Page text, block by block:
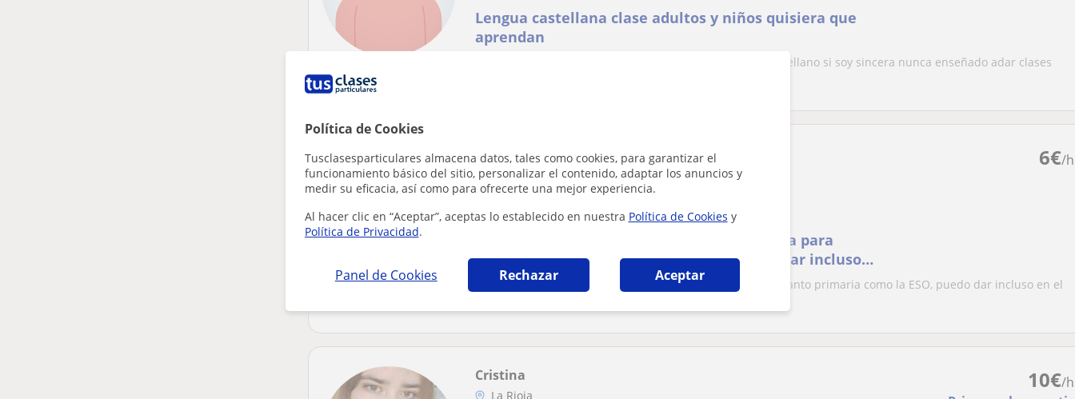
Política de Cookies
Tusclasesparticulares almacena datos, tales como cookies, para garantizar el
funcionamiento básico del sitio, personalizar el contenido, adaptar los anuncios y
medir su eficacia, así como para ofrecerte una mejor experiencia.
Al hacer clic en “Aceptar”, aceptas lo establecido en nuestra Política de Cookies y
Política de Privacidad.
Panel de Cookies Rechazar Aceptar
Lengua castellana clase adultos y niños quisiera que
aprendan
Me encantaría poder ayudar con enseñanza lenguaje castellano si soy sincera nunca enseñado adar clases
6€/h
Asier
Araba
Lengua Castellana y Literatura
Doy clases particulares de lengua castellana para
cursos tanto primaria como la ESO, puedo dar incluso
en el verano
Doy clases particulares de lengua castellana para cursos tanto primaria como la ESO, puedo dar incluso en el
10€/h
Cristina
La Rioja